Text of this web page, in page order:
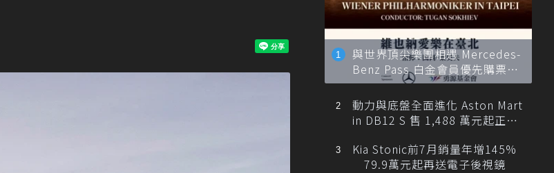
與世界頂尖樂團相遇 Mercedes-
Benz Pass 白金會員優先購票維
也納愛樂
動力與底盤全面進化 Aston Mart
in DB12 S 售 1,488 萬元起正式
Kia Stonic前7月銷量年增145%
79.9萬元起再送電子後視鏡